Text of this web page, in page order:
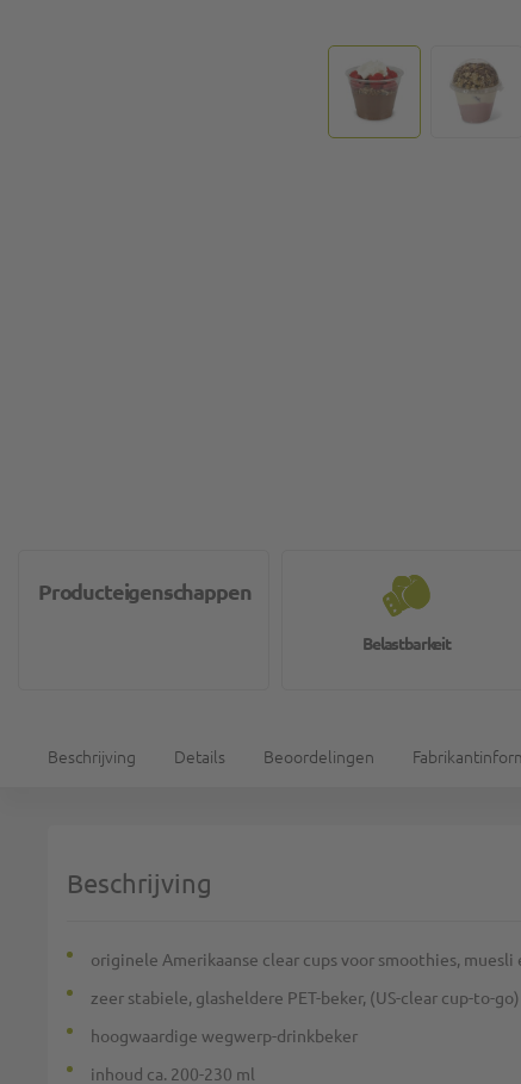
Producteigenschappen
Belastbarkeit
Beschrijving Details Beoordelingen
Beschrijving
originele Amerikaanse clear cups voor smoothies, muesli
zeer stabiele, glasheldere PET-beker, (US-clear cup-to-go)
hoogwaardige wegwerp-drinkbeker
inhoud ca. 200-230 ml